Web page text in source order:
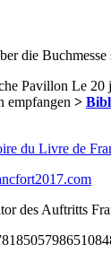
die Buchmesse
Pavillon Le
empfangen >
du Livre de
des Auftritts